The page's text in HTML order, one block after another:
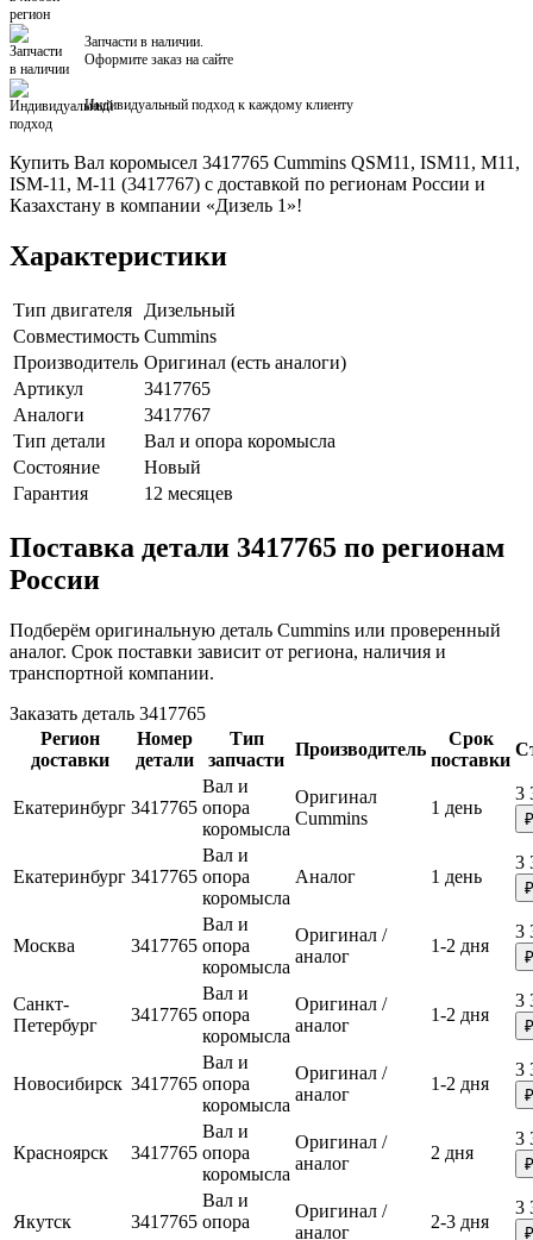
Запчасти в наличии.
Оформите заказ на сайте
Индивидуальный подход к каждому клиенту
Купить Вал коромысел 3417765 Cummins QSM11, ISM11, M11,
ISM-11, M-11 (3417767) с доставкой по регионам России и
Казахстану в компании «Дизель 1»!
Характеристики
Тип двигателя
Дизельный
Совместимость Cummins
Производитель Оригинал (есть аналоги)
Артикул
3417765
Аналоги
3417767
Тип детали
Вал и опора коромысла
Состояние
Новый
Гарантия
12 месяцев
Поставка детали 3417765 по регионам
России
Подберём оригинальную деталь Cummins или проверенный
аналог. Срок поставки зависит от региона, наличия и
транспортной компании.
Заказать деталь 3417765
Регион
доставки
Номер
детали
Тип
запчасти
Производитель
Срок
поставки
Екатеринбург 3417765
Вал и
опора
коромысла
Оригинал
Cummins
1 день
3
₽
Екатеринбург 3417765
Вал и
опора
коромысла
Аналог 1 день
3
₽
Москва 3417765
Вал и
опора
коромысла
Оригинал /
аналог
1-2 дня
3
₽
Санкт-
Петербург
3417765
Вал и
опора
коромысла
Оригинал /
аналог
1-2 дня
3
₽
Новосибирск 3417765
Вал и
опора
коромысла
Оригинал /
аналог
1-2 дня
3
₽
Красноярск 3417765
Вал и
опора
коромысла
Оригинал /
аналог
2 дня
3
₽
Якутск 3417765
Вал и
опора
Оригинал /
аналог
2-3 дня
3
₽